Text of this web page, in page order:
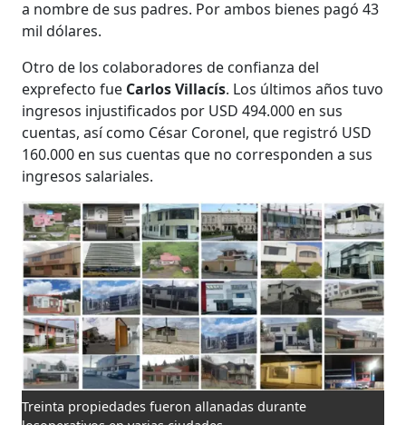
a nombre de sus padres. Por ambos bienes pagó 43
mil dólares.
Otro de los colaboradores de confianza del
exprefecto fue Carlos Villacís. Los últimos años tuvo
ingresos injustificados por USD 494.000 en sus
cuentas, así como César Coronel, que registró USD
160.000 en sus cuentas que no corresponden a sus
ingresos salariales.
Treinta propiedades fueron allanadas durante